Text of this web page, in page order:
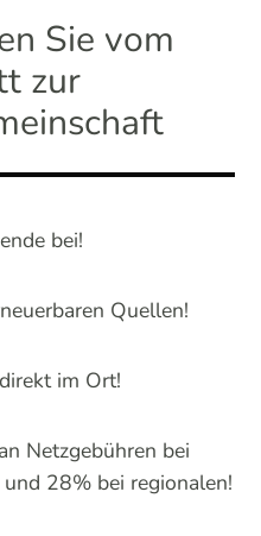
Sie vom
zur
bei!
Quellen!
im Ort!
Netzgebühren bei
28% bei regionalen!